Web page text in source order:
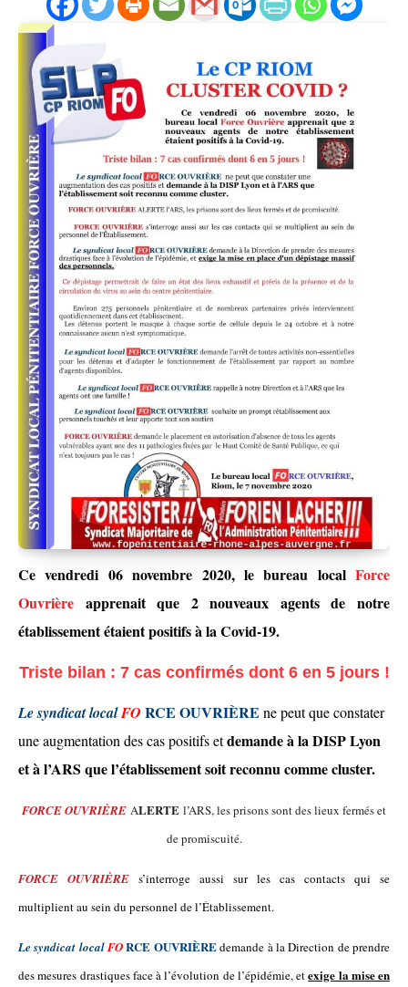
Ce vendredi 06 novembre 2020, le bureau local Force
Ouvrière apprenait que 2 nouveaux agents de notre
établissement étaient positifs à la Covid-19.
Triste bilan : 7 cas confirmés dont 6 en 5jours !
Le syndicatlocalFO RCE OUVRIÈRE ne peut que constater
une augmentation des cas positifs etdemande à la DISP Lyon
et à l’ARS que l’établissement soit reconnu comme cluster.
FORCE OUVRIÈRE ALERTE l’ARS, les prisons sont des lieux fermés et
de promiscuité.
FORCE OUVRIÈRE s’interroge aussi sur les cas contacts qui se
multiplientau sein du personnel de l’Établissement.
Le syndicat localFORCE OUVRIÈREdemande à la Direction de prendre
des mesures drastiques face à l’évolution de l’épidémie, etexige la mise en